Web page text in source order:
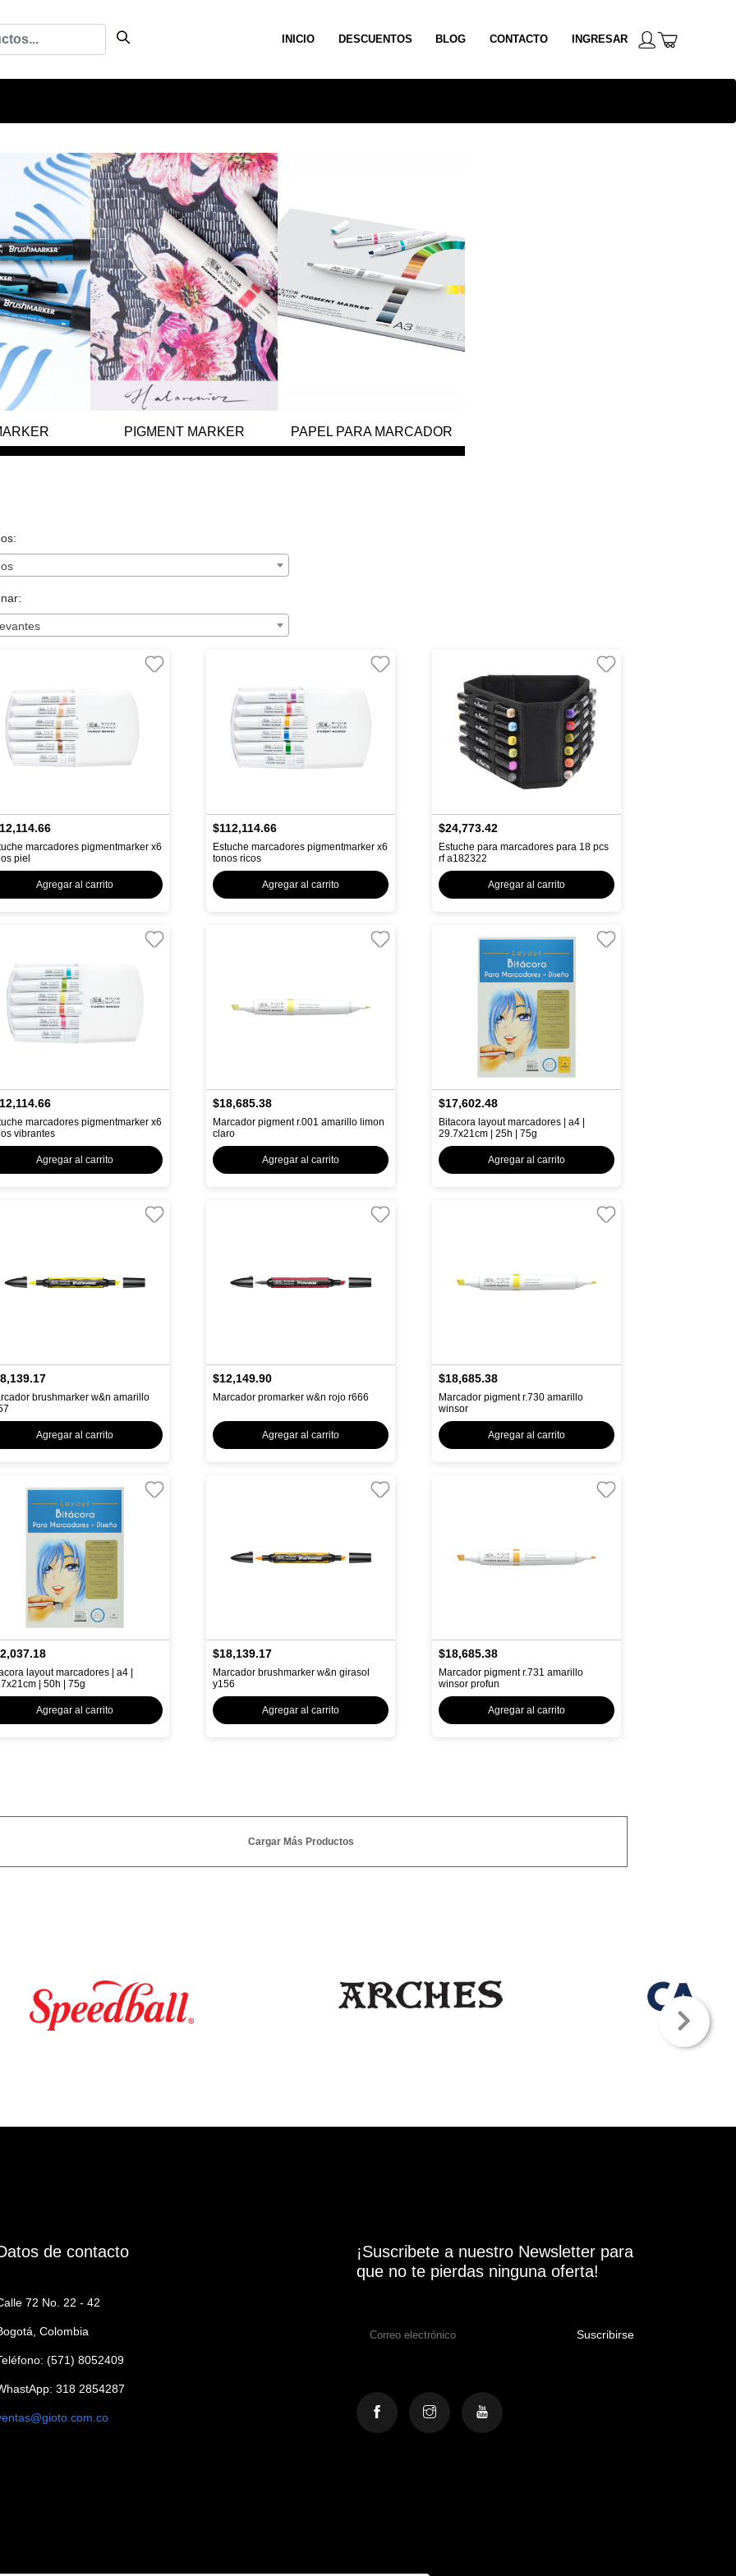
INICIO DESCUENTOS BLOG CONTACTO INGRESAR
PIGMENT MARKER PAPEL PARA MARCADOR
marcadores pigmentmarker x6
piel
Agregar al carrito
$112,114.66
Estuche marcadores pigmentmarker x6
tonos ricos
Agregar al carrito
$24,773.42
Estuche para marcadores para 18 pcs
rf a182322
Agregar al carrito
marcadores pigmentmarker x6
vibrantes
Agregar al carrito
$18,685.38
Marcador pigment r.001 amarillo limon
claro
Agregar al carrito
$17,602.48
Bitacora layout marcadores | a4 |
29.7x21cm | 25h | 75g
Agregar al carrito
brushmarker w&n amarillo
Agregar al carrito
$12,149.90
Marcador promarker w&n rojo r666
Agregar al carrito
$18,685.38
Marcador pigment r.730 amarillo
winsor
Agregar al carrito
layout marcadores | a4 |
| 50h | 75g
Agregar al carrito
$18,139.17
Marcador brushmarker w&n girasol
y156
Agregar al carrito
$18,685.38
Marcador pigment r.731 amarillo
winsor profun
Agregar al carrito
Cargar Más Productos
de contacto
72 No. 22 - 42
Colombia
(571) 8052409
318 2854287
¡Suscribete a nuestro Newsletter para
que no te pierdas ninguna oferta!
Suscribirse